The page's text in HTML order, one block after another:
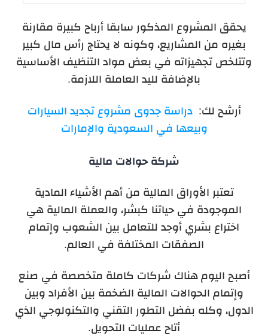
يحقق المشروع المذكور سابقا أرباح كبيرة مقارنة
بغيره من المشاريع، وكونه لا يحتاج رأس مال كبير
وتتلخص تجهيزاته في بعض مواد التنظيف الأساسية
بالإضافة لليد العاملة اللازمة.
أرشح لك: دراسة جدوى مشروع تجديد السيارات
وبيعها في السعودية والإمارات
شركة حوالات مالية
تعتبر الأوراق المالية من أهم الأشياء المادية
الموجودة في حياتنا كبشر، والعملة المالية هي
اختراع بشري أوجد للتعامل بين الشعوب وإتمام
الصفقات المختلفة في العالم.
أصبح اليوم هناك شركات كاملة متخصصة في صنع
وإتمام الحوالات المالية الضخمة بين الأفراد وبين
الدول، وكله بفضل التطور التقني والتكنولوجي الذي
أتاح عمليات التحويل.